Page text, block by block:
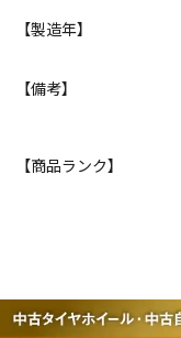
【製造年】
【備考】
【商品ランク】